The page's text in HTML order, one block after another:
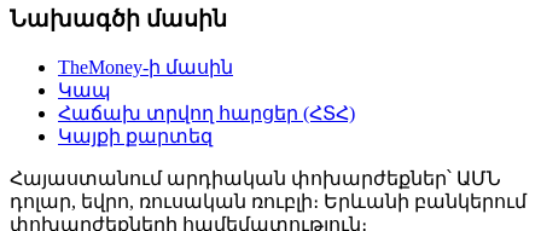
Նախագծի մասին
TheMoney-ի մասին
Կապ
Հաճախ տրվող հարցեր (ՀՏՀ)
Կայքի քարտեզ
Հայաստանում արդիական փոխարժեքներ՝ ԱՄՆ
դոլար, եվրո, ռուսական ռուբլի։ Երևանի բանկերում
փոխարժեքների համեմատություն։